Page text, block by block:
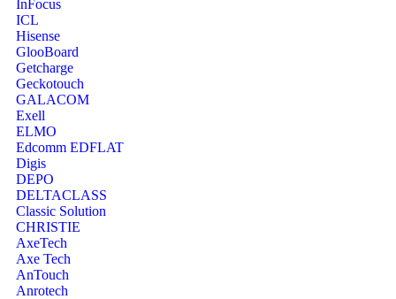
InFocus
ICL
Hisense
GlooBoard
Getcharge
Geckotouch
GALACOM
Exell
ELMO
Edcomm EDFLAT
Digis
DEPO
DELTACLASS
Classic Solution
CHRISTIE
AxeTech
Axe Tech
AnTouch
Anrotech